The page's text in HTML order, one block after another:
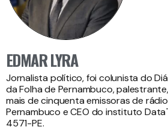
EDMAR LYRA
Jornalista político, foi colunista do
da Folha de Pernambuco,
mais de cinquenta emissoras de
Pernambuco e CEO do instituto
4571-PE.